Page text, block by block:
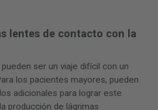
lentes de contacto con la
ser un viaje difícil con un
los pacientes mayores, pueden
adicionales para lograr este
producción de lágrimas